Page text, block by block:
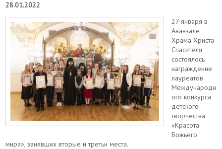
28.01.2022
27 января в
Аванзале
Храма Христа
Спасителя
состоялось
награждение
лауреатов
Международн
ого конкурса
детского
творчества
«Красота
Божьего
мира», занявших вторые и третьи места.